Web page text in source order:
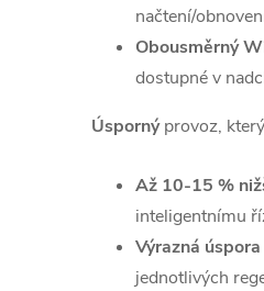
načtení/
Obousměrný
dostupné v
Úspornýprovoz,
Až 10-15 %
inteligentnímu
Výrazná
jednotlivých